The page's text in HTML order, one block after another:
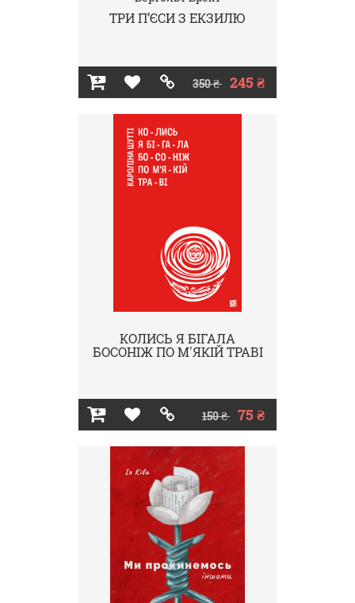
ТРИ П’ЄСИ З ЕКЗИЛЮ
350 ₴ 245 ₴
КОЛИСЬ Я БІГАЛА
БОСОНІЖ ПО М'ЯКІЙ ТРАВІ
150 ₴ 75 ₴